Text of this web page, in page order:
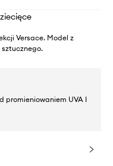
Versace. Model z
sztucznego.
promieniowaniem UVA I